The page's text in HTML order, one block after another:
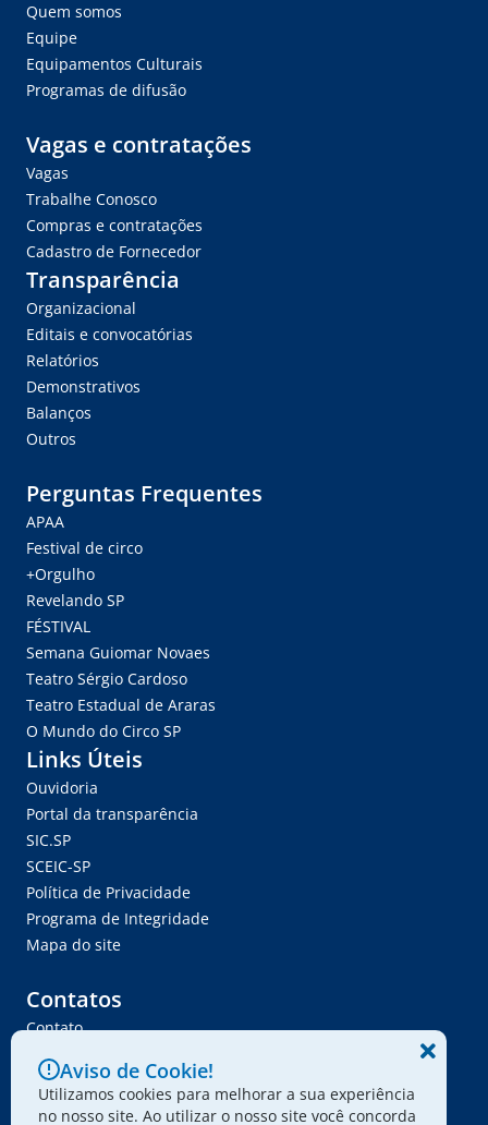
Quem somos
Equipe
Equipamentos Culturais
Programas de difusão
Vagas e contratações
Vagas
Trabalhe Conosco
Compras e contratações
Cadastro de Fornecedor
Transparência
Organizacional
Editais e convocatórias
Relatórios
Demonstrativos
Balanços
Outros
Perguntas Frequentes
APAA
Festival de circo
+Orgulho
Revelando SP
FÉSTIVAL
Semana Guiomar Novaes
Teatro Sérgio Cardoso
Teatro Estadual de Araras
O Mundo do Circo SP
Links Úteis
Ouvidoria
Portal da transparência
SIC.SP
SCEIC-SP
Política de Privacidade
Programa de Integridade
Mapa do site
Contatos
Contato
Trabalhe Conosco
Ser Fornecedor
Envie seu projeto
Aviso de Cookie!
Utilizamos cookies para melhorar a sua experiência
no nosso site. Ao utilizar o nosso site você concorda